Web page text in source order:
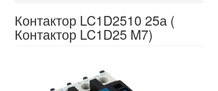
Контактор LC1D2510 25а (
Контактор LC1D25 M7)